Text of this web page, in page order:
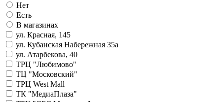
Нет
Есть
В магазинах
ул. Красная, 145
ул. Кубанская Набережная 35а
ул. Атарбекова, 40
ТРЦ "Любимово"
ТЦ "Московский"
ТРЦ West Mall
ТК "МедиаПлаза"